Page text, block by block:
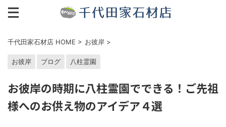
千代田家石材店 HOME > お彼岸 >
お彼岸 ブログ 八柱霊園
お彼岸の時期に八柱霊園でできる！ご先祖
様へのお供え物のアイデア４選